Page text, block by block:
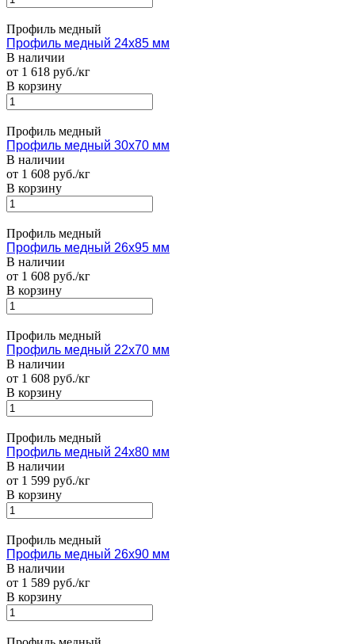
Профиль медный
Профиль медный 24х85 мм
В наличии
от 1 618 руб./кг
В корзину
Профиль медный
Профиль медный 30х70 мм
В наличии
от 1 608 руб./кг
В корзину
Профиль медный
Профиль медный 26х95 мм
В наличии
от 1 608 руб./кг
В корзину
Профиль медный
Профиль медный 22х70 мм
В наличии
от 1 608 руб./кг
В корзину
Профиль медный
Профиль медный 24х80 мм
В наличии
от 1 599 руб./кг
В корзину
Профиль медный
Профиль медный 26х90 мм
В наличии
от 1 589 руб./кг
В корзину